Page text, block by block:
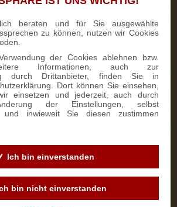
beraten und für Sie ausgewählte
zu können, nutzen wir Cookies
der Cookies ablehnen bzw.
Informationen, auch zur
durch Drittanbieter, finden Sie in
Dort können Sie einsehen,
einsetzen und jederzeit, auch durch
der Einstellungen, selbst
und inwieweit Sie diesen zustimmen
Ich bin einverstanden
bin nicht einverstanden
187 Bewertungen
1000g Dresdner Stollen® in
25,50 €
ZUM PRODUKT